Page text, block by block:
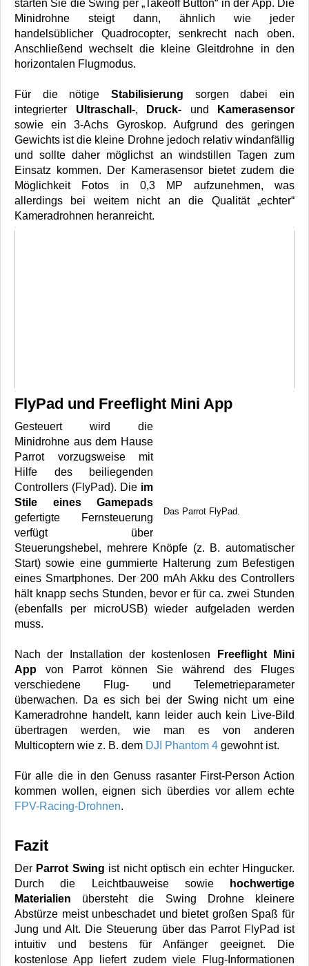
starten Sie die Swing per „Takeoff Button“ in der App. Die
Minidrohne steigt dann, ähnlich wie jeder
handelsüblicher Quadrocopter, senkrecht nach oben.
Anschließend wechselt die kleine Gleitdrohne in den
horizontalen Flugmodus.
Für die nötige Stabilisierung sorgen dabei ein
integrierter Ultraschall-, Druck- und
Kamerasensor
sowie ein 3-Achs Gyroskop. Aufgrund des geringen
Gewichts ist die kleine Drohne jedoch relativ windanfällig
und sollte daher möglichst an windstillen Tagen zum
Einsatz kommen. Der Kamerasensor bietet zudem die
Möglichkeit Fotos in 0,3 MP aufzunehmen, was
allerdings bei weitem nicht an die Qualität „echter“
Kameradrohnen heranreicht.
FlyPad und Freeflight Mini App
Das Parrot FlyPad.
Gesteuert wird die
Minidrohne aus dem Hause
Parrot vorzugsweise mit
Hilfe des beiliegenden
Controllers (FlyPad). Die im
Stile eines Gamepads
gefertigte Fernsteuerung
verfügt über
Steuerungshebel, mehrere Knöpfe (z. B. automatischer
Start) sowie eine gummierte Halterung zum Befestigen
eines Smartphones. Der 200 mAh Akku des Controllers
hält knapp sechs Stunden, bevor er für ca. zwei Stunden
(ebenfalls per microUSB) wieder aufgeladen werden
muss.
Nach der Installation der kostenlosen
Freeflight Mini
App von Parrot können Sie während des Fluges
verschiedene Flug- und Telemetrieparameter
überwachen. Da es sich bei der Swing nicht um eine
Kameradrohne handelt, kann leider auch kein Live-Bild
übertragen werden, wie man es von anderen
Multicoptern wie z. B. dem DJI Phantom 4 gewohnt ist.
Für alle die in den Genuss rasanter First-Person Action
kommen wollen, eignen sich überdies vor allem echte
FPV-Racing-Drohnen.
Fazit
Der Parrot Swing ist nicht optisch ein echter Hingucker.
Durch die Leichtbauweise sowie
hochwertige
Materialien übersteht die Swing Drohne kleinere
Abstürze meist unbeschadet und bietet großen Spaß für
Jung und Alt. Die Steuerung über das Parrot FlyPad ist
intuitiv und bestens für Anfänger geeignet. Die
kostenlose App liefert zudem viele Flug-Informationen